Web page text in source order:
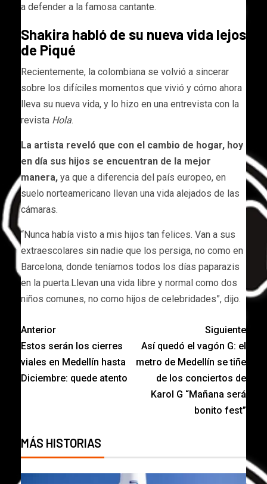
a defender a la famosa cantante.
Shakira habló de su nueva vida lejos
de Piqué
Recientemente, la colombiana se volvió a sincerar
sobre los difíciles momentos que vivió y cómo ahora
lleva su nueva vida, y lo hizo en una entrevista con la
revista Hola.
La artista reveló que con el cambio de hogar, hoy
en día sus hijos se encuentran de la mejor
manera, ya que a diferencia del país europeo, en
suelo norteamericano llevan una vida alejados de las
cámaras.
“Nunca había visto a mis hijos tan felices. Van a sus
extraescolares sin nadie que los persiga, no como en
Barcelona, donde teníamos todos los días paparazis
en la puerta.Llevan una vida libre y normal como dos
niños comunes, no como hijos de celebridades”, dijo.
Anterior
Estos serán los cierres
viales en Medellín hasta
Diciembre: quede atento
Siguiente
Así quedó el vagón G: el
metro de Medellín se tiñe
de los conciertos de
Karol G “Mañana será
bonito fest”
MÁS HISTORIAS